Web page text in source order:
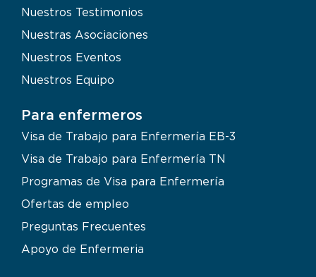
Nuestros Testimonios
Nuestras Asociaciones
Nuestros Eventos
Nuestros Equipo
Para enfermeros
Visa de Trabajo para Enfermería EB-3
Visa de Trabajo para Enfermería TN
Programas de Visa para Enfermería
Ofertas de empleo
Preguntas Frecuentes
Apoyo de Enfermeria